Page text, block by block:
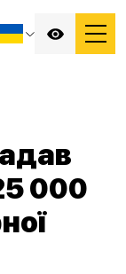
000